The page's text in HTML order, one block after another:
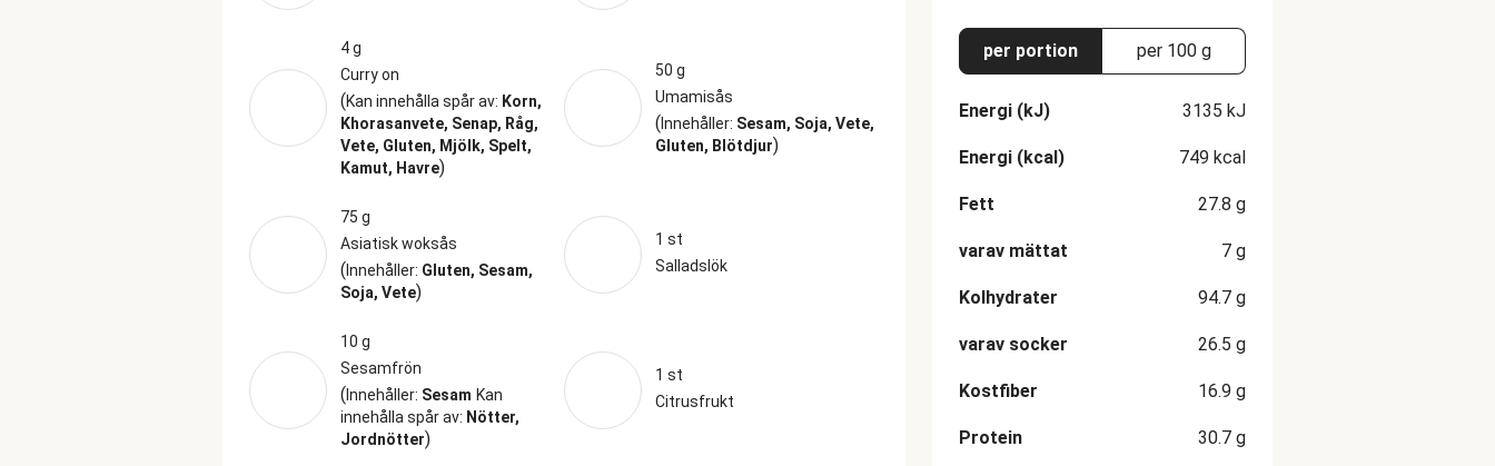
4 g
Curry on
(Kan innehålla spår av: Korn,
Khorasanvete, Senap, Råg,
Vete, Gluten, Mjölk, Spelt,
Kamut, Havre)
50 g
Umamisås
(Innehåller: Sesam, Soja, Vete,
Gluten, Blötdjur)
75 g
Asiatisk woksås
(Innehåller: Gluten, Sesam,
Soja, Vete)
1 st
Salladslök
10 g
Sesamfrön
(Innehåller: Sesam Kan
innehålla spår av: Nötter,
Jordnötter)
1 st
Citrusfrukt
per portion per 100 g
Energi (kJ) 3135 kJ
Energi (kcal) 749 kcal
Fett 27.8 g
varav mättat 7 g
Kolhydrater 94.7 g
varav socker 26.5 g
Kostfiber 16.9 g
Protein 30.7 g